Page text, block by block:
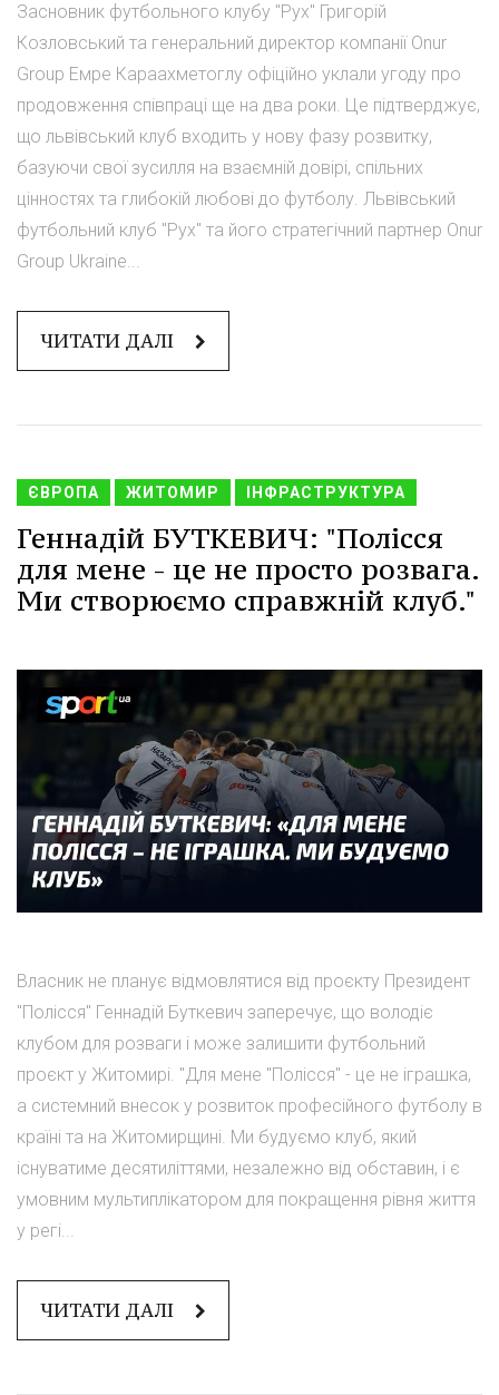
Засновник футбольного клубу "Рух" Григорій
Козловський та генеральний директор компанії Onur
Group Емре Караахметоглу офіційно уклали угоду про
продовження співпраці ще на два роки. Це підтверджує,
що львівський клуб входить у нову фазу розвитку,
базуючи свої зусилля на взаємній довірі, спільних
цінностях та глибокій любові до футболу. Львівський
футбольний клуб "Рух" та його стратегічний партнер Onur
Group Ukraine...
ЧИТАТИ ДАЛІ
ЄВРОПА ЖИТОМИР ІНФРАСТРУКТУРА
Геннадій БУТКЕВИЧ: "Полісся
для мене - це не просто розвага.
Ми створюємо справжній клуб."
Власник не планує відмовлятися від проєкту Президент
"Полісся" Геннадій Буткевич заперечує, що володіє
клубом для розваги і може залишити футбольний
проєкт у Житомирі. "Для мене "Полісся" - це не іграшка,
а системний внесок у розвиток професійного футболу в
країні та на Житомирщині. Ми будуємо клуб, який
існуватиме десятиліттями, незалежно від обставин, і є
умовним мультиплікатором для покращення рівня життя
у регі...
ЧИТАТИ ДАЛІ